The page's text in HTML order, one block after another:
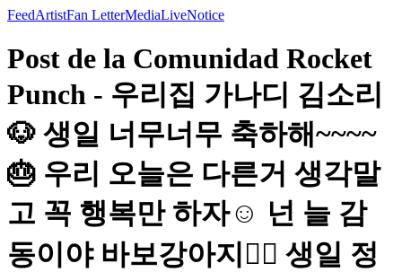
FeedArtistFan LetterMediaLiveNotice
Post de la Comunidad Rocket
Punch - 우리집 가나디 김소리
🐶 생일 너무너무 축하해~~~~
🎂 우리 오늘은 다른거 생각말
고 꼭 행복만 하자☺️ 넌 늘 감
동이야 바보강아지❤️‍🔥 생일 정